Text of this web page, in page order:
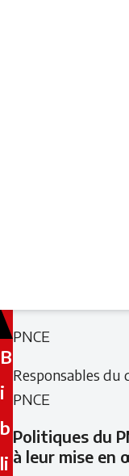
B
i
b
li
Filed
Filed
PNCE
Responsables
PNCE
Politiques du
à leur mise en